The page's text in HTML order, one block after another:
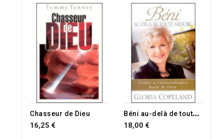
Chasseur de Dieu
16,25 €
B
éni au-delà de toute mesure
18,00 €